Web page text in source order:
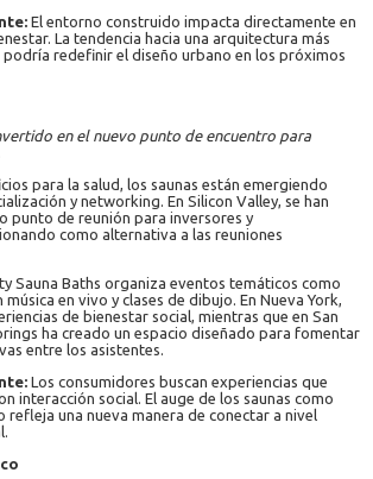
El entorno construido impacta directamente en
La tendencia hacia una arquitectura más
podría redefinir el diseño urbano en los próximos
en el nuevo punto de encuentro para
para la salud, los saunas están emergiendo
y networking. En Silicon Valley, se han
punto de reunión para inversores y
como alternativa a las reuniones
Sauna Baths organiza eventos temáticos como
música en vivo y clases de dibujo. En Nueva York,
de bienestar social, mientras que en San
ha creado un espacio diseñado para fomentar
entre los asistentes.
Los consumidores buscan experiencias que
interacción social. El auge de los saunas como
refleja una nueva manera de conectar a nivel